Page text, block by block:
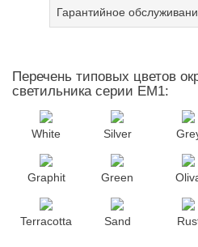
Гарантийное
Перечень типовых цветов
светильника серии EM1:
White Silver
Graphit Green
Terracotta Sand